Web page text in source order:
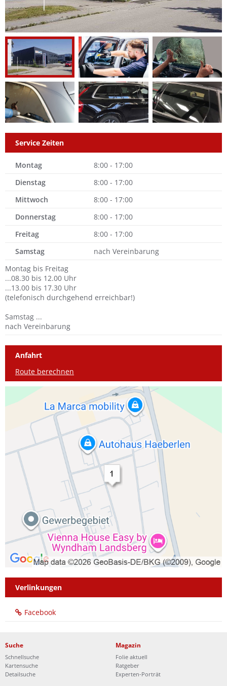
Service Zeiten
Montag
8:00 - 17:00
Dienstag
8:00 - 17:00
Mittwoch
8:00 - 17:00
Donnerstag
8:00 - 17:00
Freitag
8:00 - 17:00
Samstag
nach Vereinbarung
Montag bis Freitag
...08.30 bis 12.00 Uhr
...13.00 bis 17.30 Uhr
(telefonisch durchgehend erreichbar!)
Samstag ...
nach Vereinbarung
Anfahrt
Route berechnen
Verlinkungen
Facebook
Suche
Schnellsuche
Kartensuche
Detailsuche
Magazin
Folie aktuell
Ratgeber
Experten-Porträt